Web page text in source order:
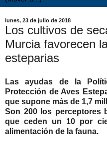
lunes, 23 de julio de 2018
Los cultivos de
Murcia favorecen
esteparias
Las ayudas de la
Protección de Aves
que supone más de 1,7
Son 200 los perceptores
que ceden un 10 por
alimentación de la fauna.